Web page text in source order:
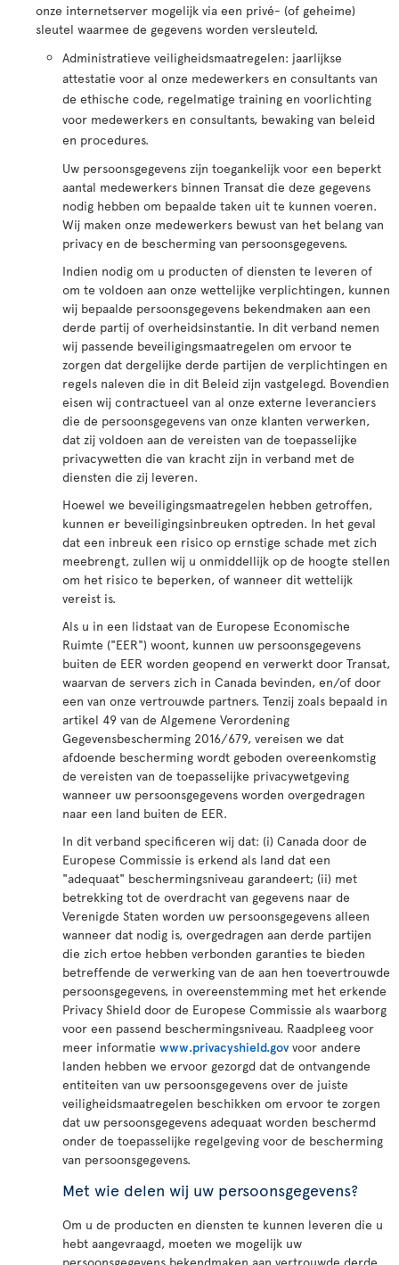
onze internetserver mogelijk via een privé- (of geheime)
sleutel waarmee de gegevens worden versleuteld.
Administratieve veiligheidsmaatregelen: jaarlijkse
attestatie voor al onze medewerkers en consultants van
de ethische code, regelmatige training en voorlichting
voor medewerkers en consultants, bewaking van beleid
en procedures.
Uw persoonsgegevens zijn toegankelijk voor een beperkt
aantal medewerkers binnen Transat die deze gegevens
nodig hebben om bepaalde taken uit te kunnen voeren.
Wij maken onze medewerkers bewust van het belang van
privacy en de bescherming van persoonsgegevens.
Indien nodig om u producten of diensten te leveren of
om te voldoen aan onze wettelijke verplichtingen, kunnen
wij bepaalde persoonsgegevens bekendmaken aan een
derde partij of overheidsinstantie. In dit verband nemen
wij passende beveiligingsmaatregelen om ervoor te
zorgen dat dergelijke derde partijen de verplichtingen en
regels naleven die in dit Beleid zijn vastgelegd. Bovendien
eisen wij contractueel van al onze externe leveranciers
die de persoonsgegevens van onze klanten verwerken,
dat zij voldoen aan de vereisten van de toepasselijke
privacywetten die van kracht zijn in verband met de
diensten die zij leveren.
Hoewel we beveiligingsmaatregelen hebben getroffen,
kunnen er beveiligingsinbreuken optreden. In het geval
dat een inbreuk een risico op ernstige schade met zich
meebrengt, zullen wij u onmiddellijk op de hoogte stellen
om het risico te beperken, of wanneer dit wettelijk
vereist is.
Als u in een lidstaat van de Europese Economische
Ruimte ("EER") woont, kunnen uw persoonsgegevens
buiten de EER worden geopend en verwerkt door Transat,
waarvan de servers zich in Canada bevinden, en/of door
een van onze vertrouwde partners. Tenzij zoals bepaald in
artikel 49 van de Algemene Verordening
Gegevensbescherming 2016/679, vereisen we dat
afdoende bescherming wordt geboden overeenkomstig
de vereisten van de toepasselijke privacywetgeving
wanneer uw persoonsgegevens worden overgedragen
naar een land buiten de EER.
In dit verband specificeren wij dat: (i) Canada door de
Europese Commissie is erkend als land dat een
"adequaat" beschermingsniveau garandeert; (ii) met
betrekking tot de overdracht van gegevens naar de
Verenigde Staten worden uw persoonsgegevens alleen
wanneer dat nodig is, overgedragen aan derde partijen
die zich ertoe hebben verbonden garanties te bieden
betreffende de verwerking van de aan hen toevertrouwde
persoonsgegevens, in overeenstemming met het erkende
Privacy Shield door de Europese Commissie als waarborg
voor een passend beschermingsniveau. Raadpleeg voor
meer informatie www.privacyshield.gov voor andere
landen hebben we ervoor gezorgd dat de ontvangende
entiteiten van uw persoonsgegevens over de juiste
veiligheidsmaatregelen beschikken om ervoor te zorgen
dat uw persoonsgegevens adequaat worden beschermd
onder de toepasselijke regelgeving voor de bescherming
van persoonsgegevens.
Met wie delen wij uw persoonsgegevens?
Om u de producten en diensten te kunnen leveren die u
hebt aangevraagd, moeten we mogelijk uw